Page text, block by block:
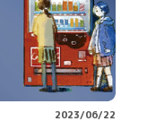
2023/06/22